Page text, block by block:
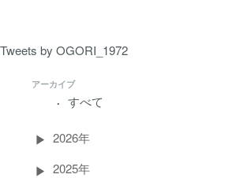
Tweets by OGORI_1972
アーカイブ
すべて
2026年
2025年